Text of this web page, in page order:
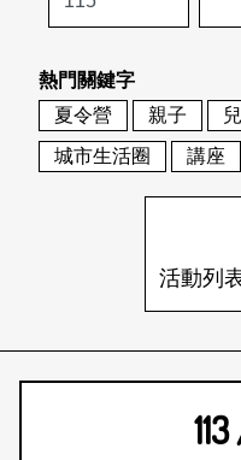
地圖搜尋
關於我們
刊物索取地點
會員基本資料
刊登活動
網站導覽
日本語
熱門關鍵字
夏令營
親子
城市生活圈
講座
活動列